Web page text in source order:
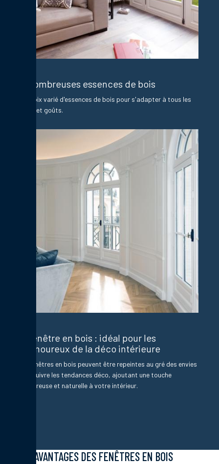
Nombreuses essences de bois
Un choix varié d'essences de bois pour s'adapter à tous les
styles et goûts.
Fenêtre en bois : idéal pour les
amoureux de la déco intérieure
Les fenêtres en bois peuvent être repeintes au gré des envies
pour suivre les tendances déco, ajoutant une touche
chaleureuse et naturelle à votre intérieur.
LES AVANTAGES DES FENÊTRES EN BOIS